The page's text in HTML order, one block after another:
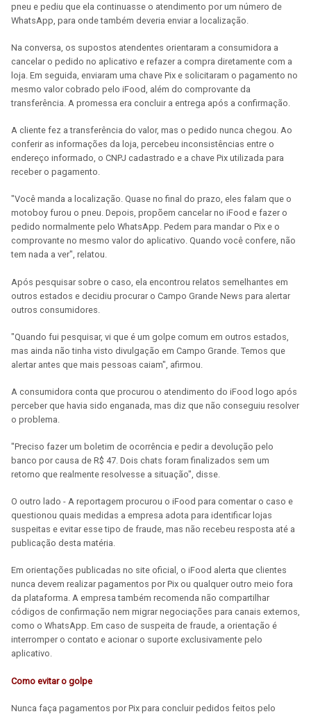
pneu e pediu que ela continuasse o atendimento por um número de
WhatsApp, para onde também deveria enviar a localização.
Na conversa, os supostos atendentes orientaram a consumidora a
cancelar o pedido no aplicativo e refazer a compra diretamente com a
loja. Em seguida, enviaram uma chave Pix e solicitaram o pagamento no
mesmo valor cobrado pelo iFood, além do comprovante da
transferência. A promessa era concluir a entrega após a confirmação.
A cliente fez a transferência do valor, mas o pedido nunca chegou. Ao
conferir as informações da loja, percebeu inconsistências entre o
endereço informado, o CNPJ cadastrado e a chave Pix utilizada para
receber o pagamento.
"Você manda a localização. Quase no final do prazo, eles falam que o
motoboy furou o pneu. Depois, propõem cancelar no iFood e fazer o
pedido normalmente pelo WhatsApp. Pedem para mandar o Pix e o
comprovante no mesmo valor do aplicativo. Quando você confere, não
tem nada a ver", relatou.
Após pesquisar sobre o caso, ela encontrou relatos semelhantes em
outros estados e decidiu procurar o Campo Grande News para alertar
outros consumidores.
"Quando fui pesquisar, vi que é um golpe comum em outros estados,
mas ainda não tinha visto divulgação em Campo Grande. Temos que
alertar antes que mais pessoas caiam", afirmou.
A consumidora conta que procurou o atendimento do iFood logo após
perceber que havia sido enganada, mas diz que não conseguiu resolver
o problema.
"Preciso fazer um boletim de ocorrência e pedir a devolução pelo
banco por causa de R$ 47. Dois chats foram finalizados sem um
retorno que realmente resolvesse a situação", disse.
O outro lado - A reportagem procurou o iFood para comentar o caso e
questionou quais medidas a empresa adota para identificar lojas
suspeitas e evitar esse tipo de fraude, mas não recebeu resposta até a
publicação desta matéria.
Em orientações publicadas no site oficial, o iFood alerta que clientes
nunca devem realizar pagamentos por Pix ou qualquer outro meio fora
da plataforma. A empresa também recomenda não compartilhar
códigos de confirmação nem migrar negociações para canais externos,
como o WhatsApp. Em caso de suspeita de fraude, a orientação é
interromper o contato e acionar o suporte exclusivamente pelo
aplicativo.
Como evitar o golpe
Nunca faça pagamentos por Pix para concluir pedidos feitos pelo